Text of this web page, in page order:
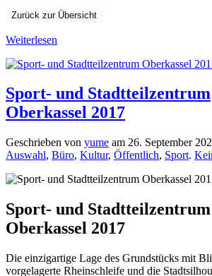
Zurück zur Übersicht
Weiterlesen
Sport- und Stadtteilzentrum
Oberkassel 2017
Geschrieben von yume am 26. September
Auswahl, Büro, Kultur, Öffentlich, Sport.
Sport- und Stadtteilzentrum
Oberkassel 2017
Die einzigartige Lage des Grundstücks mit
vorgelagerte Rheinschleife und die